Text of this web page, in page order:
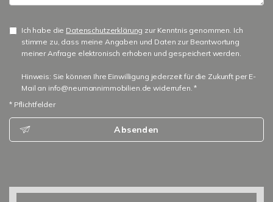
Ich habe die Datenschutzerklärung zur Kenntnis genommen. Ich
stimme zu, dass meine Angaben und Daten zur Beantwortung
meiner Anfrage elektronisch erhoben und gespeichert werden.
Hinweis: Sie können Ihre Einwilligung jederzeit für die Zukunft per E-
Mail an info@neumannimmobilien.de widerrufen. *
* Pflichtfelder
Absenden